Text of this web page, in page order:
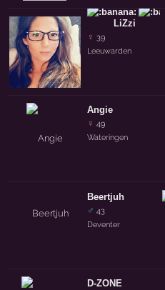
LiZzi
♀ 39
Leeuwarden
Angie
♀ 49
Wateringen
Beertjuh
♂ 43
Deventer
D-ZONE